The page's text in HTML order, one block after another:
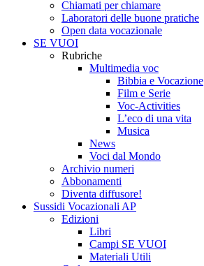
Chiamati per chiamare
Laboratori delle buone pratiche
Open data vocazionale
SE VUOI
Rubriche
Multimedia voc
Bibbia e Vocazione
Film e Serie
Voc-Activities
L’eco di una vita
Musica
News
Voci dal Mondo
Archivio numeri
Abbonamenti
Diventa diffusore!
Sussidi Vocazionali AP
Edizioni
Libri
Campi SE VUOI
Materiali Utili